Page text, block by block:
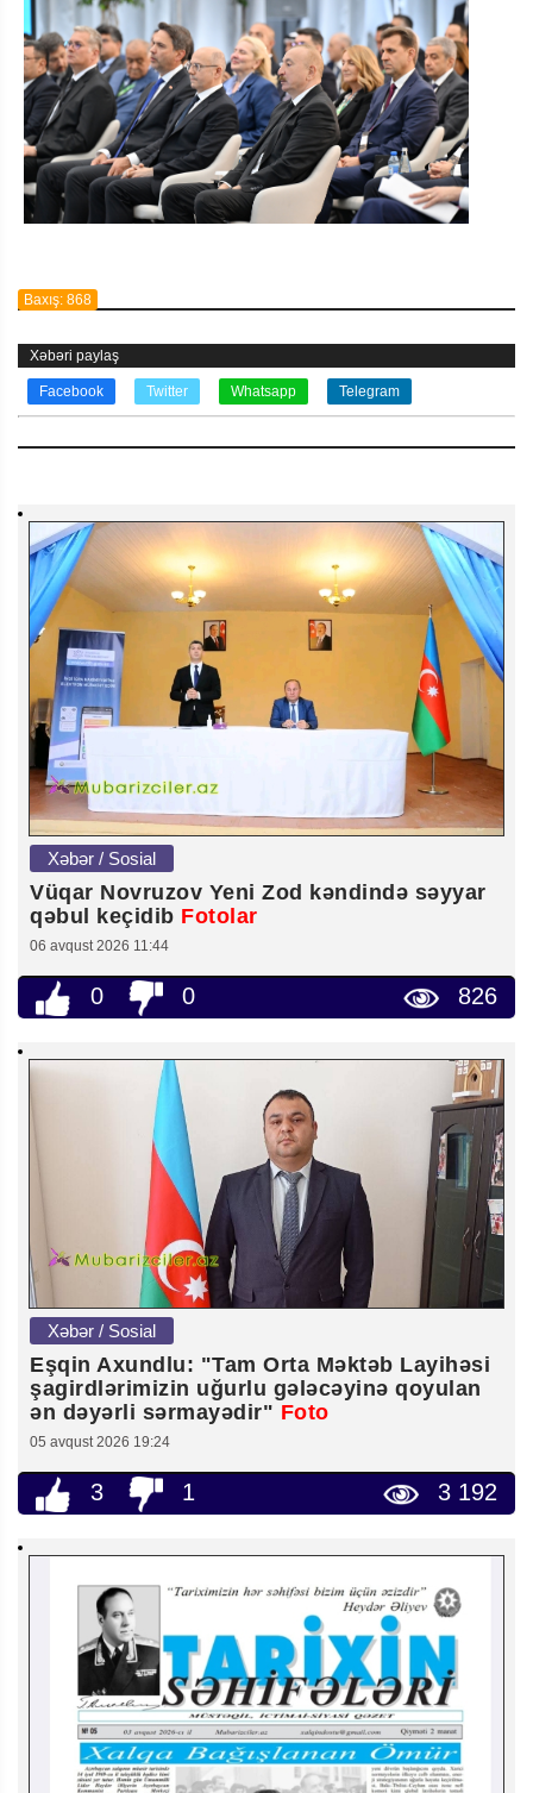
Baxış: 868
Xəbəri paylaş
Facebook Twitter Whatsapp Telegram
Xəbər / Sosial
Vüqar Novruzov Yeni Zod kəndində səyyar
qəbul keçidib Fotolar
06 avqust 2026 11:44
0 0 826
Xəbər / Sosial
Eşqin Axundlu: "Tam Orta Məktəb Layihəsi
şagirdlərimizin uğurlu gələcəyinə qoyulan
ən dəyərli sərmayədir" Foto
05 avqust 2026 19:24
3 1 3 192